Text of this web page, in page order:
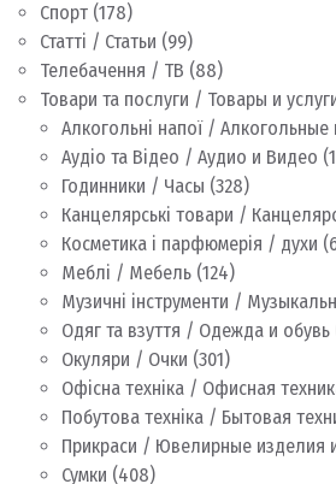
Спорт (178)
Статті / Статьи (99)
Телебачення / ТВ (88)
Товари та послуги / Товары и
Алкогольні напої / Алкогольные
Аудіо та Відео / Аудио и Видео
Годинники / Часы (328)
Канцелярські товари /
Косметика і парфюмерія / духи
Меблі / Мебель (124)
Музичні інструменти /
Одяг та взуття / Одежда и обувь
Окуляри / Очки (301)
Офісна техніка / Офисная
Побутова техніка / Бытовая
Прикраси / Ювелирные изделия
Сумки (408)